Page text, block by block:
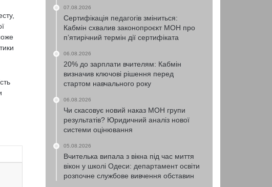
07.08.2026
Сертифікація педагогів зміниться:
Кабмін схвалив законопроєкт МОН про
п’ятирічний термін дії сертифіката
06.08.2026
20% до зарплати вчителям: Кабмін
визначив ключові рішення перед
стартом навчального року
06.08.2026
Чи скасовує новий наказ МОН групи
результатів? Юридичний аналіз нової
системи оцінювання
05.08.2026
Вчителька випала з вікна під час миття
вікон у школі Одеси: департамент освіти
розпочне службове вивчення обставин